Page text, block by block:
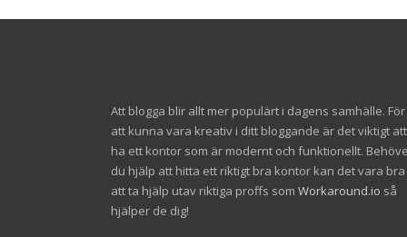
Att blogga blir allt mer populärt i dagens samhälle. För
att kunna vara kreativ i ditt bloggande är det viktigt att
ha ett kontor som är modernt och funktionellt.
du hjälp att hitta ett riktigt bra kontor kan det vara bra
att ta hjälp utav riktiga proffs som Workaround.io så
hjälper de dig!